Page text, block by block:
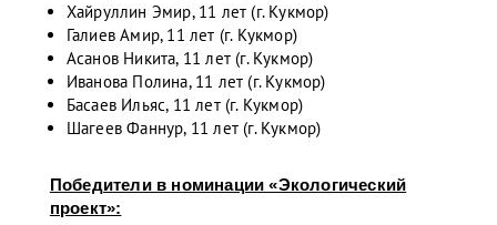
Хайруллин Эмир, 11 лет (г. Кукмор)
Галиев Амир, 11 лет (г. Кукмор)
Асанов Никита, 11 лет (г. Кукмор)
Иванова Полина, 11 лет (г. Кукмор)
Басаев Ильяс, 11 лет (г. Кукмор)
Шагеев Фаннур, 11 лет (г. Кукмор)
Победители в номинации «Экологический
проект»: